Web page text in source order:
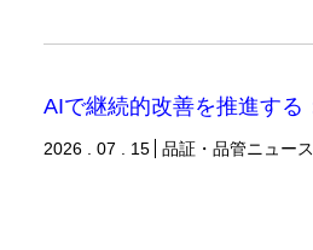
2026 . 07 . 15 品証・品管ニュース